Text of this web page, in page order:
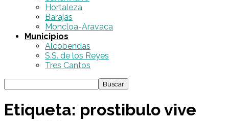
Hortaleza
Barajas
Moncloa-Aravaca
Municipios
Alcobendas
S.S. de los Reyes
Tres Cantos
Etiqueta: prostibulo vive